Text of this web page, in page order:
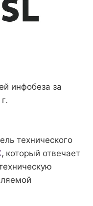
инфобеза за
технического
, который отвечает